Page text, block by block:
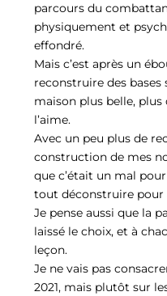
parcours du
physiquement et
effondré.
Mais c’est après un
reconstruire des bases
maison plus belle,
l’aime.
Avec un peu plus de
construction de mes
que c’était un mal
tout déconstruire pour
Je pense aussi que la
laissé le choix, et à
leçon.
Je ne vais pas
2021, mais plutôt sur